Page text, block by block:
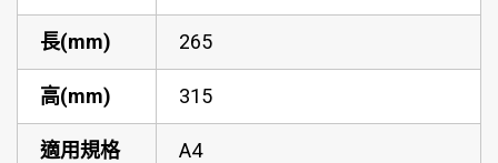
長(mm) 265
高(mm) 315
適用規格 A4